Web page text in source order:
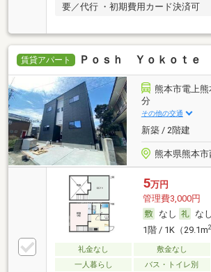
要／代行 ・初期費用カード決済可
賃貸アパート Ｐｏｓｈ Ｙｏｋｏｔｅ
熊本市電上
分
その他の交通
新築 / 2階建
熊本県熊本市
5万円
管理費3,000円
なし
なし
1階 / 1K（29.1m2
礼金なし 敷金なし
一人暮らし
バス・トイレ別